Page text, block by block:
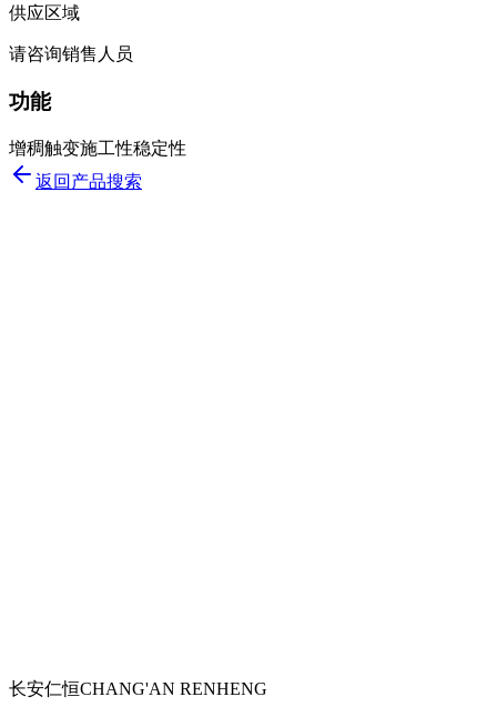
供应区域
请咨询销售人员
功能
增稠触变施工性稳定性
返回产品搜索
长安仁恒CHANG'AN RENHENG